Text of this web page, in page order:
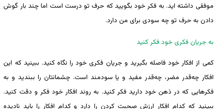
موفقی داشته اید. به فکر خود بگویید که حرف تو درست است اما چند بار گوش
دادن به حرف تو چه سودی برای من دارد.
به جریان فکری خود فکر کنید
کمی از افکار خود فاصله بگیرید و جریان فکری خود را نگاه کنید. ببینید که این
افکار ‌‌چه‌قدر مضر، ‌‌چه‌قدر مفید و یا سودمند است. چشمانتان را ببندید و به
فکرهایی که در ذهن خود دارید فکر کنید. به روند افکار خود فکر و دقت کنید.
ببینید که کدام افکار ارزش صحبت کردن را دارد و کدام افکار را باید نادیده